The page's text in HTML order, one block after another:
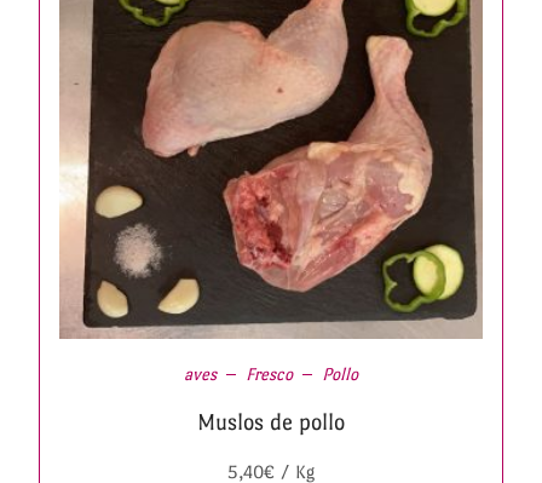
aves Fresco Pollo
Muslos de pollo
5,40€ / Kg